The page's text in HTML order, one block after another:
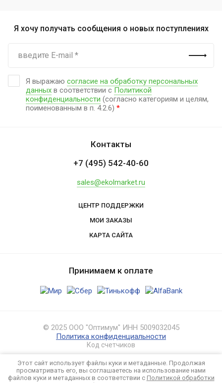
Я хочу получать сообщения о новых поступлениях
Я выражаю согласие на обработку персональных
данных в соответствии с Политикой
конфиденциальности (согласно категориям и целям,
поименованным в п. 4.2.6) *
Контакты
+7 (495) 542-40-60
sales@ekolmarket.ru
ЦЕНТР ПОДДЕРЖКИ
МОИ ЗАКАЗЫ
КАРТА САЙТА
Принимаем к оплате
© 2025 ООО "Оптимум" ИНН 5009032045
Политика конфиденциальности
Код счетчиков
Этот сайт использует файлы куки и метаданные. Продолжая
просматривать его, вы соглашаетесь на использование нами
файлов куки и метаданных в соответствии с Политикой обработки